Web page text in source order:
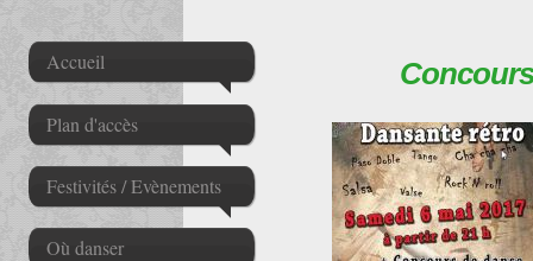
Accueil
Plan d'accès
Festivités / Evènements
Où danser